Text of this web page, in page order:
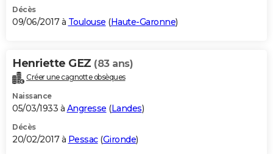
Décès
09/06/2017 à Toulouse (Haute-Garonne)
Henriette GEZ (83 ans)
Créer une cagnotte obsèques
Naissance
05/03/1933 à Angresse (Landes)
Décès
20/02/2017 à Pessac(Gironde)